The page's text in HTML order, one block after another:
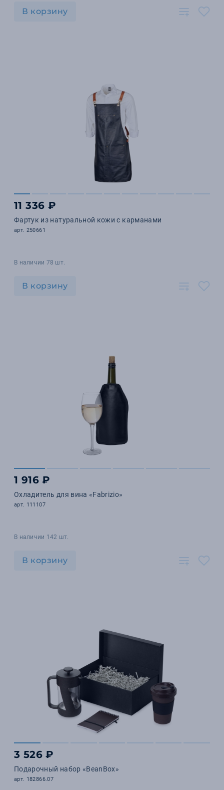
В корзину
11 336 ₽
Фартук из натуральной кожи с карманами
арт. 250661
В наличии 78 шт.
В корзину
1 916 ₽
Охладитель для вина «Fabrizio»
арт. 111107
В наличии 142 шт.
В корзину
3 526 ₽
Подарочный набор «BeanBox»
арт. 182866.07